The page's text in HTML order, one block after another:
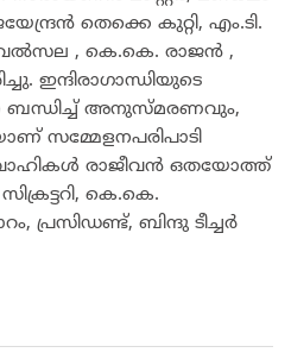
തെക്കെ കുറ്റി, എം.ടി.
വൽസല , കെ.കെ. രാജൻ ,
ഇന്ദിരാഗാന്ധിയുടെ
ബന്ധിച്ച് അനുസ്മരണവും,
സമ്മേളനപരിപാടി
രാജീവൻ ഒതയോത്ത്
കെ.കെ.
പ്രസിഡണ്ട്, ബിന്ദു ടീച്ചർ